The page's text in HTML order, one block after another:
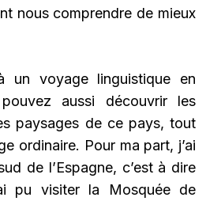
nous comprendre de mieux
un voyage linguistique en
aussi découvrir les
paysages de ce pays, tout
ordinaire. Pour ma part, j’ai
de l’Espagne, c’est à dire
pu visiter la Mosquée de